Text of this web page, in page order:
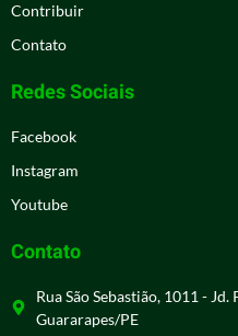
Contribuir
Contato
Redes Sociais
Facebook
Instagram
Youtube
Contato
Rua São Sebastião, 1011 - Jd.
Guararapes/PE